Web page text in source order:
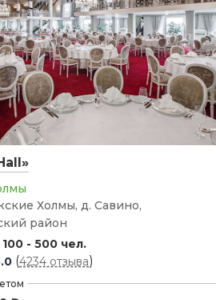
Холмы, д. Савино,
район
100 - 500 чел.
(4234 отзыва)